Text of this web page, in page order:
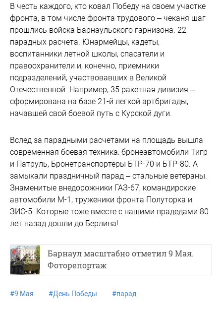
В честь каждого, кто ковал Победу на своем участке
фронта, в том числе фронта трудового – чеканя шаг
прошлись войска Барнаульского гарнизона. 22
парадных расчета. Юнармейцы, кадеты,
воспитанники летной школы, спасатели и
правоохранители и, конечно, приемники
подразделений, участвовавших в Великой
Отечественной. Например, 35 ракетная дивизия –
сформирована на базе 21-й легкой артбригады,
начавшей свой боевой путь с Курской дуги.
Вслед за парадными расчетами на площадь вышла
современная боевая техника: бронеавтомобили Тигр
и Патруль, Бронетранспортёры БТР-70 и БТР-80. А
замыкали праздничный парад – стальные ветераны.
Знаменитые внедорожники ГАЗ-67, командирские
автомобили М-1, труженики фронта Полуторка и
ЗИС-5. Которые тоже вместе с нашими прадедами 80
лет назад дошли до Берлина!
Барнаул масштабно отметил 9 Мая.
Фоторепортаж
#9 Мая #День Победы #парад